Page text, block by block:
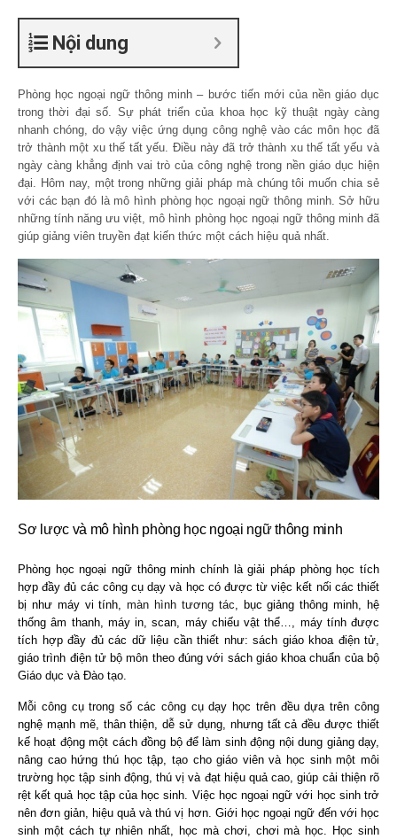
Nội dung
Phòng học ngoại ngữ thông minh – bước tiến mới của nền giáo dục
trong thời đại số. Sự phát triển của khoa học kỹ thuật ngày càng
nhanh chóng, do vậy việc ứng dụng công nghệ vào các môn học đã
trở thành một xu thế tất yếu. Điều này đã trở thành xu thế tất yếu và
ngày càng khẳng định vai trò của công nghệ trong nền giáo dục hiện
đại. Hôm nay, một trong những giải pháp mà chúng tôi muốn chia sẻ
với các bạn đó là mô hình phòng học ngoại ngữ thông minh. Sở hữu
những tính năng ưu việt, mô hình phòng học ngoại ngữ thông minh đã
giúp giảng viên truyền đạt kiến thức một cách hiệu quả nhất.
Sơ lược và mô hình phòng học ngoại ngữ thông minh
Phòng học ngoại ngữ thông minh chính là giải pháp phòng học tích
hợp đầy đủ các công cụ dạy và học có được từ việc kết nối các thiết
bị như máy vi tính,màn hình tương tác, bục giảng thông minh, hệ
thống âm thanh, máy in, scan, máy chiếu vật thể…, máy tính được
tích hợp đầy đủ các dữ liệu cần thiết như: sách giáo khoa điện tử,
giáo trình điện tử bộ môn theo đúng với sách giáo khoa chuẩn của bộ
Giáo dục và Đào tạo.
Mỗi công cụ trong số các công cụ dạy học trên đều dựa trên công
nghệ mạnh mẽ, thân thiện, dễ sử dụng, nhưng tất cả đều được thiết
kế hoạt động một cách đồng bộ để làm sinh động nội dung giảng dạy,
nâng cao hứng thú học tập, tạo cho giáo viên và học sinh một môi
trường học tập sinh động, thú vị và đạt hiệu quả cao, giúp cải thiện rõ
rệt kết quả học tập của học sinh. Việc học ngoại ngữ với học sinh trở
nên đơn giản, hiệu quả và thú vị hơn. Giới học ngoại ngữ đến với học
sinh một cách tự nhiên nhất, học mà chơi, chơi mà học. Học sinh